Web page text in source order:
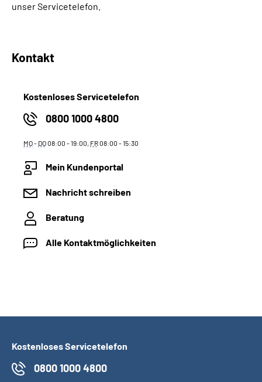
unser Servicetelefon.
Kontakt
Kostenloses Servicetelefon
0800 1000 4800
MO- DO08:00 - 19:00, FR08:00 - 15:30
Mein Kundenportal
Nachricht schreiben
Beratung
Alle Kontaktmöglichkeiten
Kostenloses Servicetelefon
0800 1000 4800